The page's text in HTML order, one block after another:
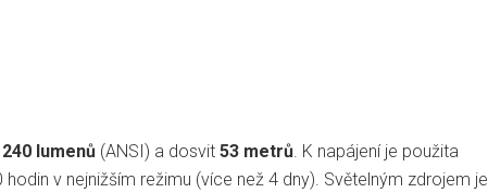
240 lumenů (ANSI) a dosvit 53 metrů. K napájení je použita
v nejnižším režimu (více než 4 dny). Světelným zdrojem je